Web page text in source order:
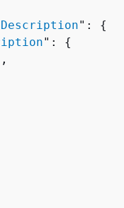
": {
": {